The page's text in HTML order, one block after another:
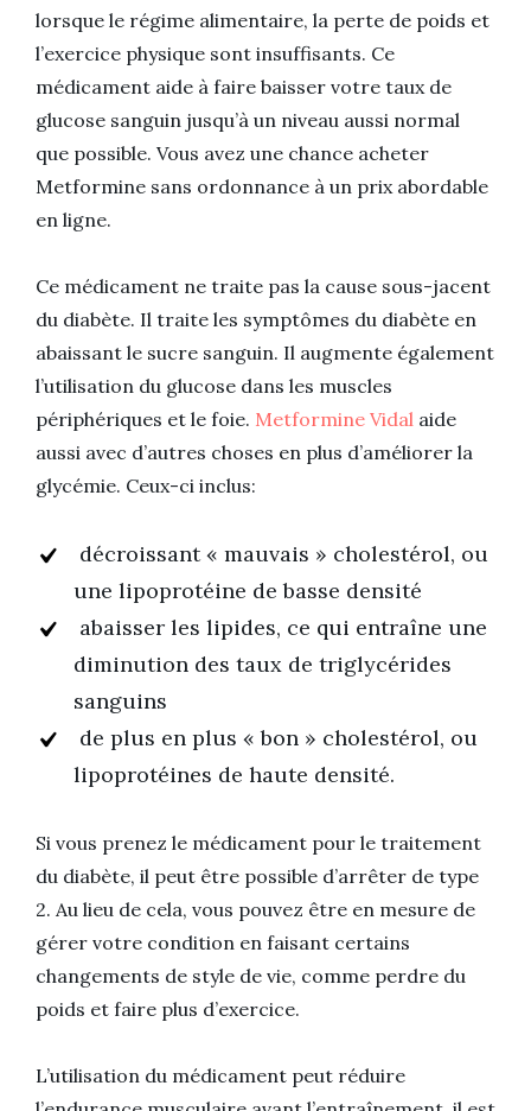
lorsque le régime alimentaire, la perte de poids et
l’exercice physique sont insuffisants. Ce
médicament aide à faire baisser votre taux de
glucose sanguin jusqu’à un niveau aussi normal
que possible. Vous avez une chance acheter
Metformine sans ordonnance à un prix abordable
en ligne.
Ce médicament ne traite pas la cause sous-jacent
du diabète. Il traite les symptômes du diabète en
abaissant le sucre sanguin. Il augmente également
l’utilisation du glucose dans les muscles
périphériques et le foie. Metformine Vidal aide
aussi avec d’autres choses en plus d’améliorer la
glycémie. Ceux-ci inclus:
décroissant « mauvais » cholestérol, ou
une lipoprotéine de basse densité
abaisser les lipides, ce qui entraîne une
diminution des taux de triglycérides
sanguins
de plus en plus « bon » cholestérol, ou
lipoprotéines de haute densité.
Si vous prenez le médicament pour le traitement
du diabète, il peut être possible d’arrêter de type
2. Au lieu de cela, vous pouvez être en mesure de
gérer votre condition en faisant certains
changements de style de vie, comme perdre du
poids et faire plus d’exercice.
L’utilisation du médicament peut réduire